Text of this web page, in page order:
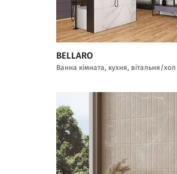
BELLARO
Ванна кімната, кухня, вітальня/хол